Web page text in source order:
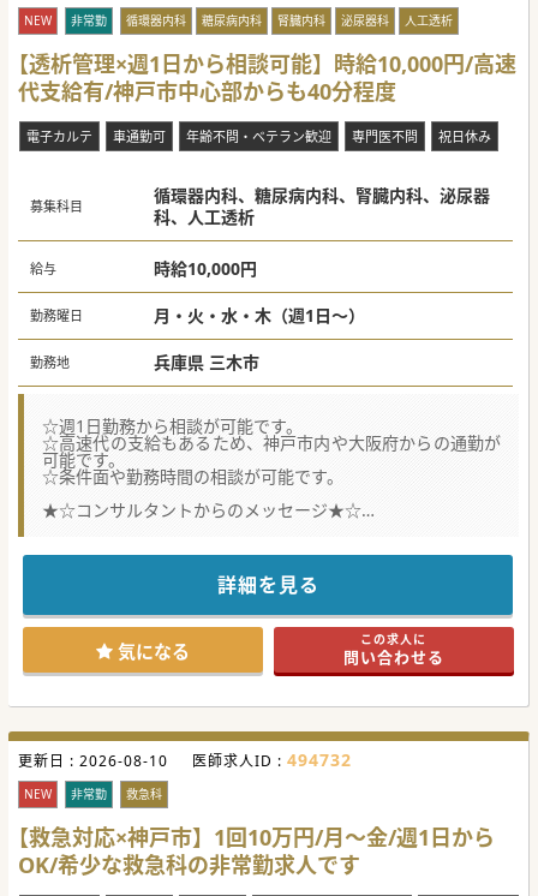
NEW 非常勤 循環器内科 糖尿病内科 腎臓内科 泌尿器科 人工透析
【透析管理×週1日から相談可能】時給10,000円/高速
代支給有/神戸市中心部からも40分程度
電子カルテ 車通勤可 年齢不問・ベテラン歓迎 専門医不問 祝日休み
募集科目
循環器内科、糖尿病内科、腎臓内科、泌尿器
科、人工透析
給与 時給10,000円
勤務曜日 月・火・水・木（週1日～）
勤務地 兵庫県 三木市
☆週1日勤務から相談が可能です。
☆高速代の支給もあるため、神戸市内や大阪府からの通勤が
可能です。
☆条件面や勤務時間の相談が可能です。
★☆コンサルタントからのメッセージ★☆
す。
曜日や時間の相談が可能なのでお気軽にお問合せください。
詳細を見る
気になる この求人に
問い合わせる
更新日 : 2026-08-10 医師求人ID : 494732
NEW 非常勤 救急科
【救急対応×神戸市】1回10万円/月～金/週1日から
OK/希少な救急科の非常勤求人です